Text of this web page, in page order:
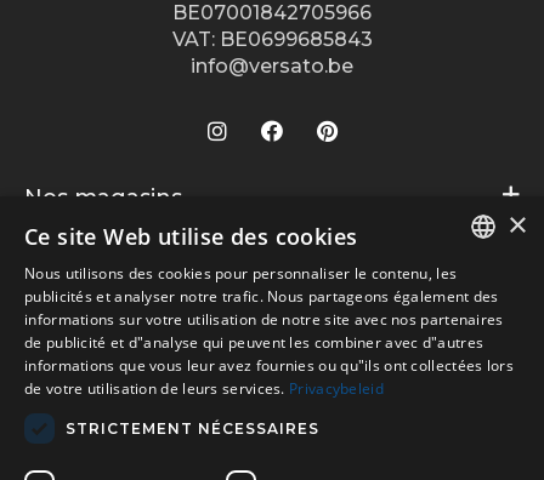
BE07001842705966
VAT: BE0699685843
info@versato.be
Nos magasins
Bruges
Hasselt
Louvain
Ostende
Turnhout
Wijnegem Shopping Center
Versato info
Service après vente
A propos de Versato
Contact
Versato recrute
Informations générales
Conditions générales
Disclaimer
Politique de confidentialité
Paiements sécurisés via
Transport sécurisé via
DUTCH
FR
×
Ce site Web utilise des cookies
Nous utilisons des cookies pour personnaliser le contenu, les
publicités et analyser notre trafic. Nous partageons également des
informations sur votre utilisation de notre site avec nos partenaires
de publicité et d"analyse qui peuvent les combiner avec d"autres
informations que vous leur avez fournies ou qu"ils ont collectées lors
de votre utilisation de leurs services. Privacybeleid
STRICTEMENT NÉCESSAIRES